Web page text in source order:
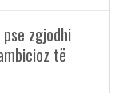
zgjodhi
të